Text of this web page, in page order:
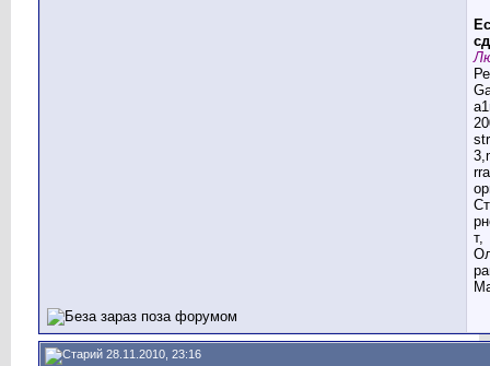
т,
28.11.2010, 23:16